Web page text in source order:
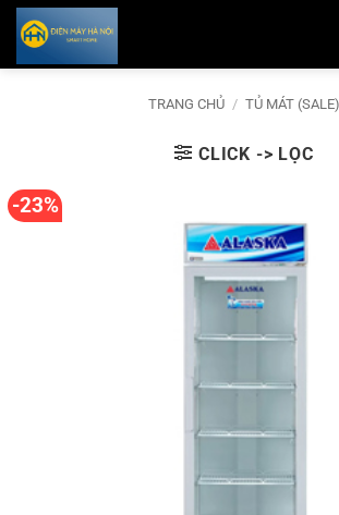
Bỏ
qua
nội
TRANG CHỦ / TỦ MÁT (SALE)
CLICK -> LỌC
-23%